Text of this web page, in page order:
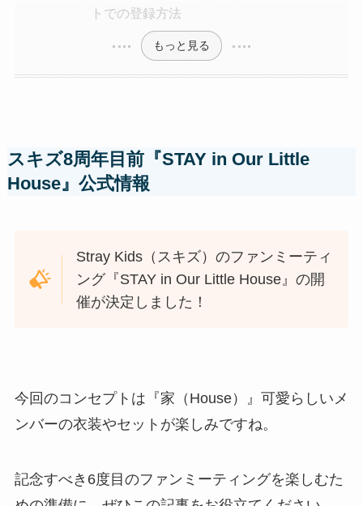
トでの登録方法
もっと見る
スキズ8周年目前『STAY in Our Little
House』公式情報
Stray Kids（スキズ）のファンミーティ
ング『STAY in Our Little House』の開
催が決定しました！
今回のコンセプトは『家（House）』可愛らしいメ
ンバーの衣装やセットが楽しみですね。
記念すべき6度目のファンミーティングを楽しむた